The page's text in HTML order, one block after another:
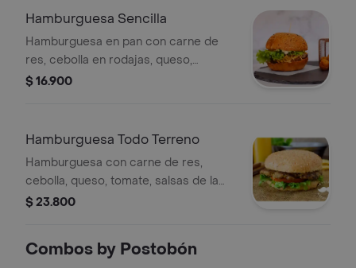
Hamburguesa Sencilla
Hamburguesa en pan con carne de
res, cebolla en rodajas, queso,
rodajas de tomate, lechuga y salsas
$ 16.900
Hamburguesa Todo Terreno
Hamburguesa con carne de res,
cebolla, queso, tomate, salsas de la
casa, pollo, jamón, maíz, tocineta y
$ 23.800
Combos by Postobón